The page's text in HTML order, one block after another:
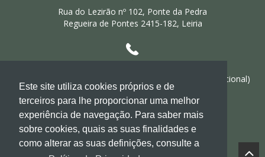
Este site utiliza cookies próprios e de
terceiros para lhe proporcionar uma melhor
experiência de navegação. Para saber mais
sobre cookies, quais as suas finalidades e
como alterar as suas definições, consulte a
Rua do Lezirão nº 102, Ponte da Pedra
Regueira de Pontes 2415-182, Leiria
Fax +351 244 686 361 (Custo de chamada rede fixa nacional)
info@ccm.com.pt